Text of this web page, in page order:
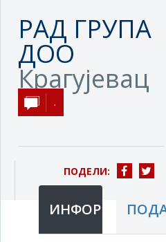
РАД ГРУПА
ДОО
Крагујевац
.
ПОДЕЛИ:
ИНФОРМАЦИЈЕ